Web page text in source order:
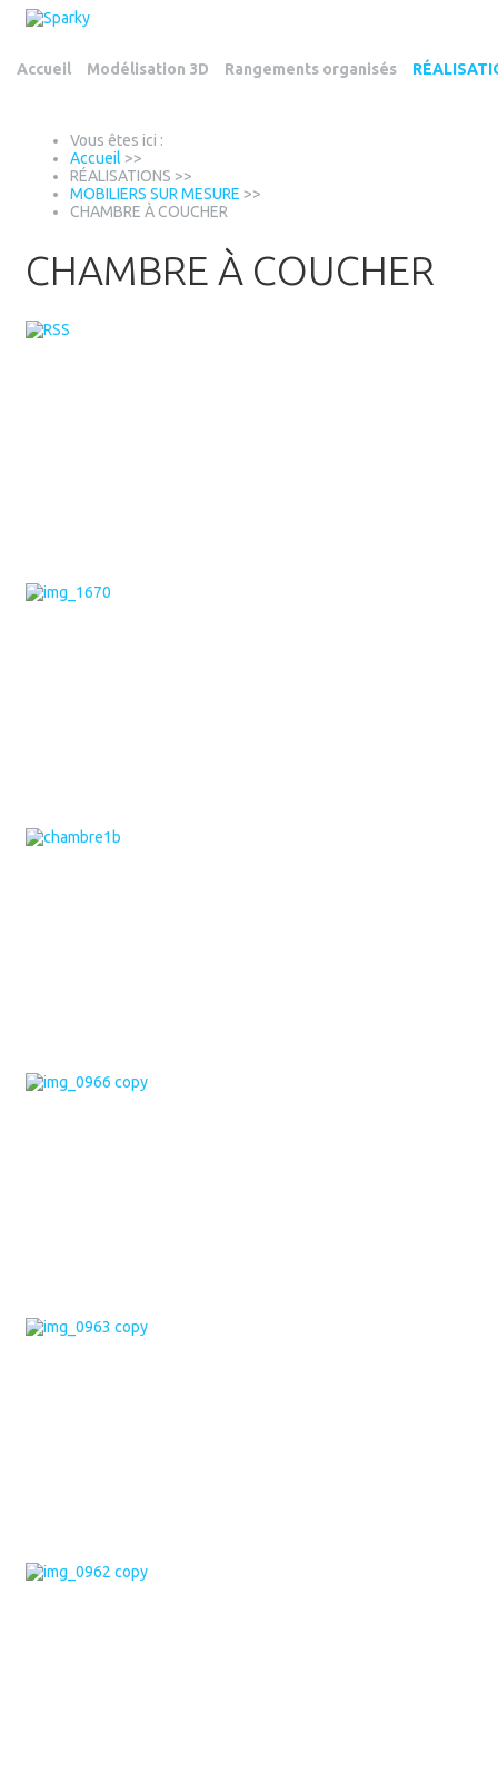
Accueil Modélisation 3D Rangements organisés
Vous êtes ici :
Accueil >>
RÉALISATIONS >>
MOBILIERS SUR MESURE >>
CHAMBRE À COUCHER
CHAMBRE À COUCHER